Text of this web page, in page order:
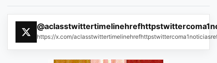
https://x.com/